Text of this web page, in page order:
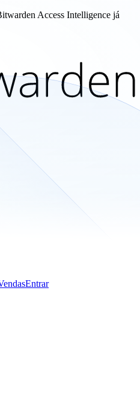
Access Intelligence já
Entrar